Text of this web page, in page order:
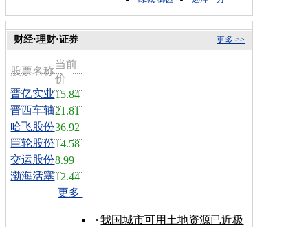
更多 >>
财经·理财·证券
股票名称
当前
价
晋亿实业15.84
晋西车轴21.81
哈飞股份36.92
巨轮股份14.58
交运股份8.99
渤海活塞12.44
更多
我国城市可用土地资源已近极